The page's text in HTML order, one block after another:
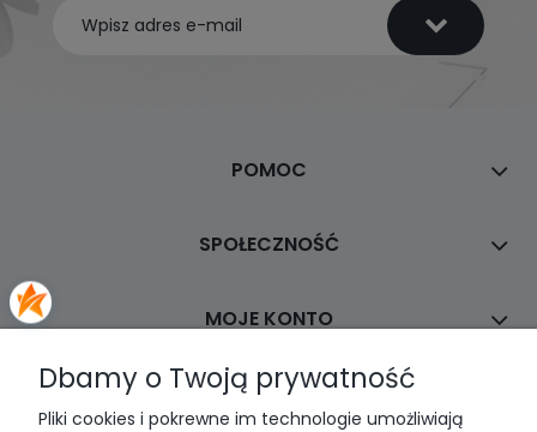
POMOC
SPOŁECZNOŚĆ
MOJE KONTO
PŁATNOŚCI I DOSTAWA
Dbamy o Twoją prywatność
Pliki cookies i pokrewne im technologie umożliwiają